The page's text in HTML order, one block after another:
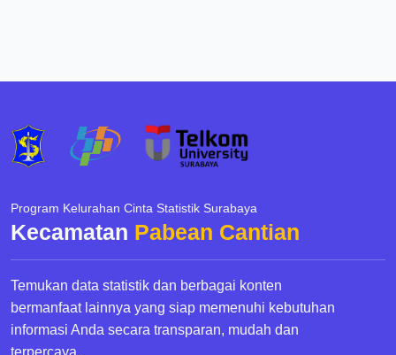
Program Kelurahan Cinta Statistik Surabaya
Kecamatan Pabean Cantian
Temukan data statistik dan berbagai konten
bermanfaat lainnya yang siap memenuhi kebutuhan
informasi Anda secara transparan, mudah dan